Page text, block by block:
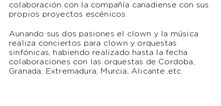
colaboración con la compañía canadiense con sus
propios proyectos escénicos.
Aunando sus dos pasiones el clown y la música
realiza conciertos para clown y orquestas
sinfónicas, habiendo realizado hasta la fecha
colaboraciones con las orquestas de Cordoba,
Granada, Extremadura, Murcia, Alicante..etc.